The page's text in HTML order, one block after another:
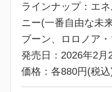
ラインナップ：エ
ニー(一番自由な未
ブーン、ロロノア・
発売日：2026年2月
価格：各880円(税込